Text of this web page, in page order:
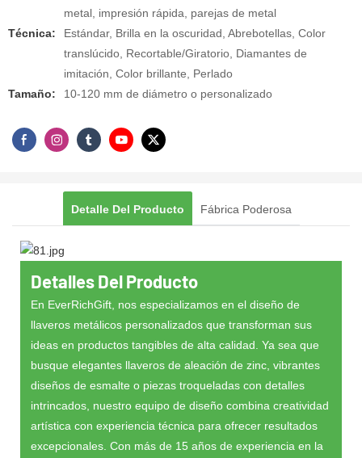
metal, impresión rápida, parejas de metal
Técnica:
Estándar, Brilla en la oscuridad, Abrebotellas, Color
translúcido, Recortable/Giratorio, Diamantes de
imitación, Color brillante, Perlado
Tamaño:
10-120 mm de diámetro o personalizado
Detalle Del Producto Fábrica Poderosa
Detalles Del Producto
En EverRichGift, nos especializamos en el diseño de
llaveros metálicos personalizados que transforman sus
ideas en productos tangibles de alta calidad. Ya sea que
busque elegantes llaveros de aleación de zinc, vibrantes
diseños de esmalte o piezas troqueladas con detalles
intrincados, nuestro equipo de diseño combina creatividad
artística con experiencia técnica para ofrecer resultados
excepcionales. Con más de 15 años de experiencia en la